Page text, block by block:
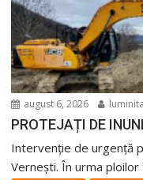
august 6, 2026 luminita
PROTEJAȚI DE
Intervenție de urgență
Vernești. În urma